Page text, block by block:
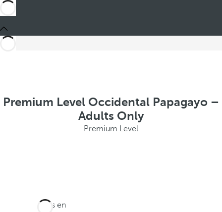
Premium Level Occidental Papagayo –
Adults Only
Premium Level
Estás en